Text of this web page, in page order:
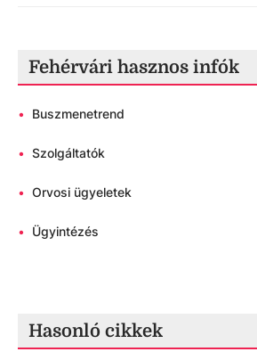
Fehérvári hasznos infók
• Buszmenetrend
• Szolgáltatók
• Orvosi ügyeletek
• Ügyintézés
Hasonló cikkek